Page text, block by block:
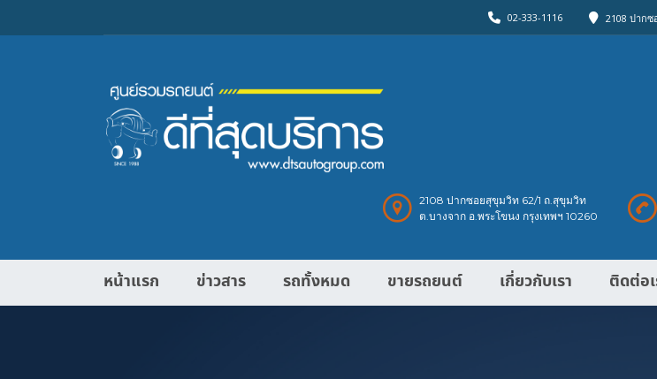
2108 ปากซ
02-333-1116
2108 ปากซอยสุขุมวิท 62/1 ถ.สุขุมวิท
ต.บางจาก อ.พระโขนง กรุงเทพฯ 10260
หน้าแรก ข่าวสาร รถทั้งหมด ขายรถยนต์ เกี่ยวกับเรา ติดต่อเ